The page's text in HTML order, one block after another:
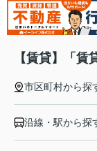
【賃貸】「賃
市区町村から探
沿線・駅から探